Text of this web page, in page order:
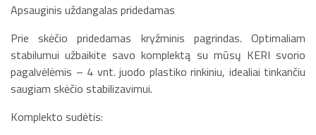
Apsauginis uždangalas pridedamas
Prie skėčio pridedamas kryžminis pagrindas. Optimaliam
stabilumui užbaikite savo komplektą su mūsų KERI svorio
pagalvėlėmis – 4 vnt. juodo plastiko rinkiniu, idealiai tinkančiu
saugiam skėčio stabilizavimui.
Komplekto sudėtis: